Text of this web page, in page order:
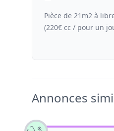
Pièce de 21m2 à
(220€ cc / pour un
Annonces